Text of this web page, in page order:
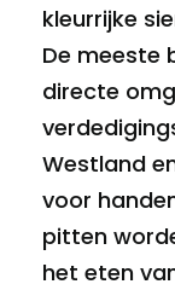
kleurrijke
De meeste
directe
Westland
voor
pitten
het eten